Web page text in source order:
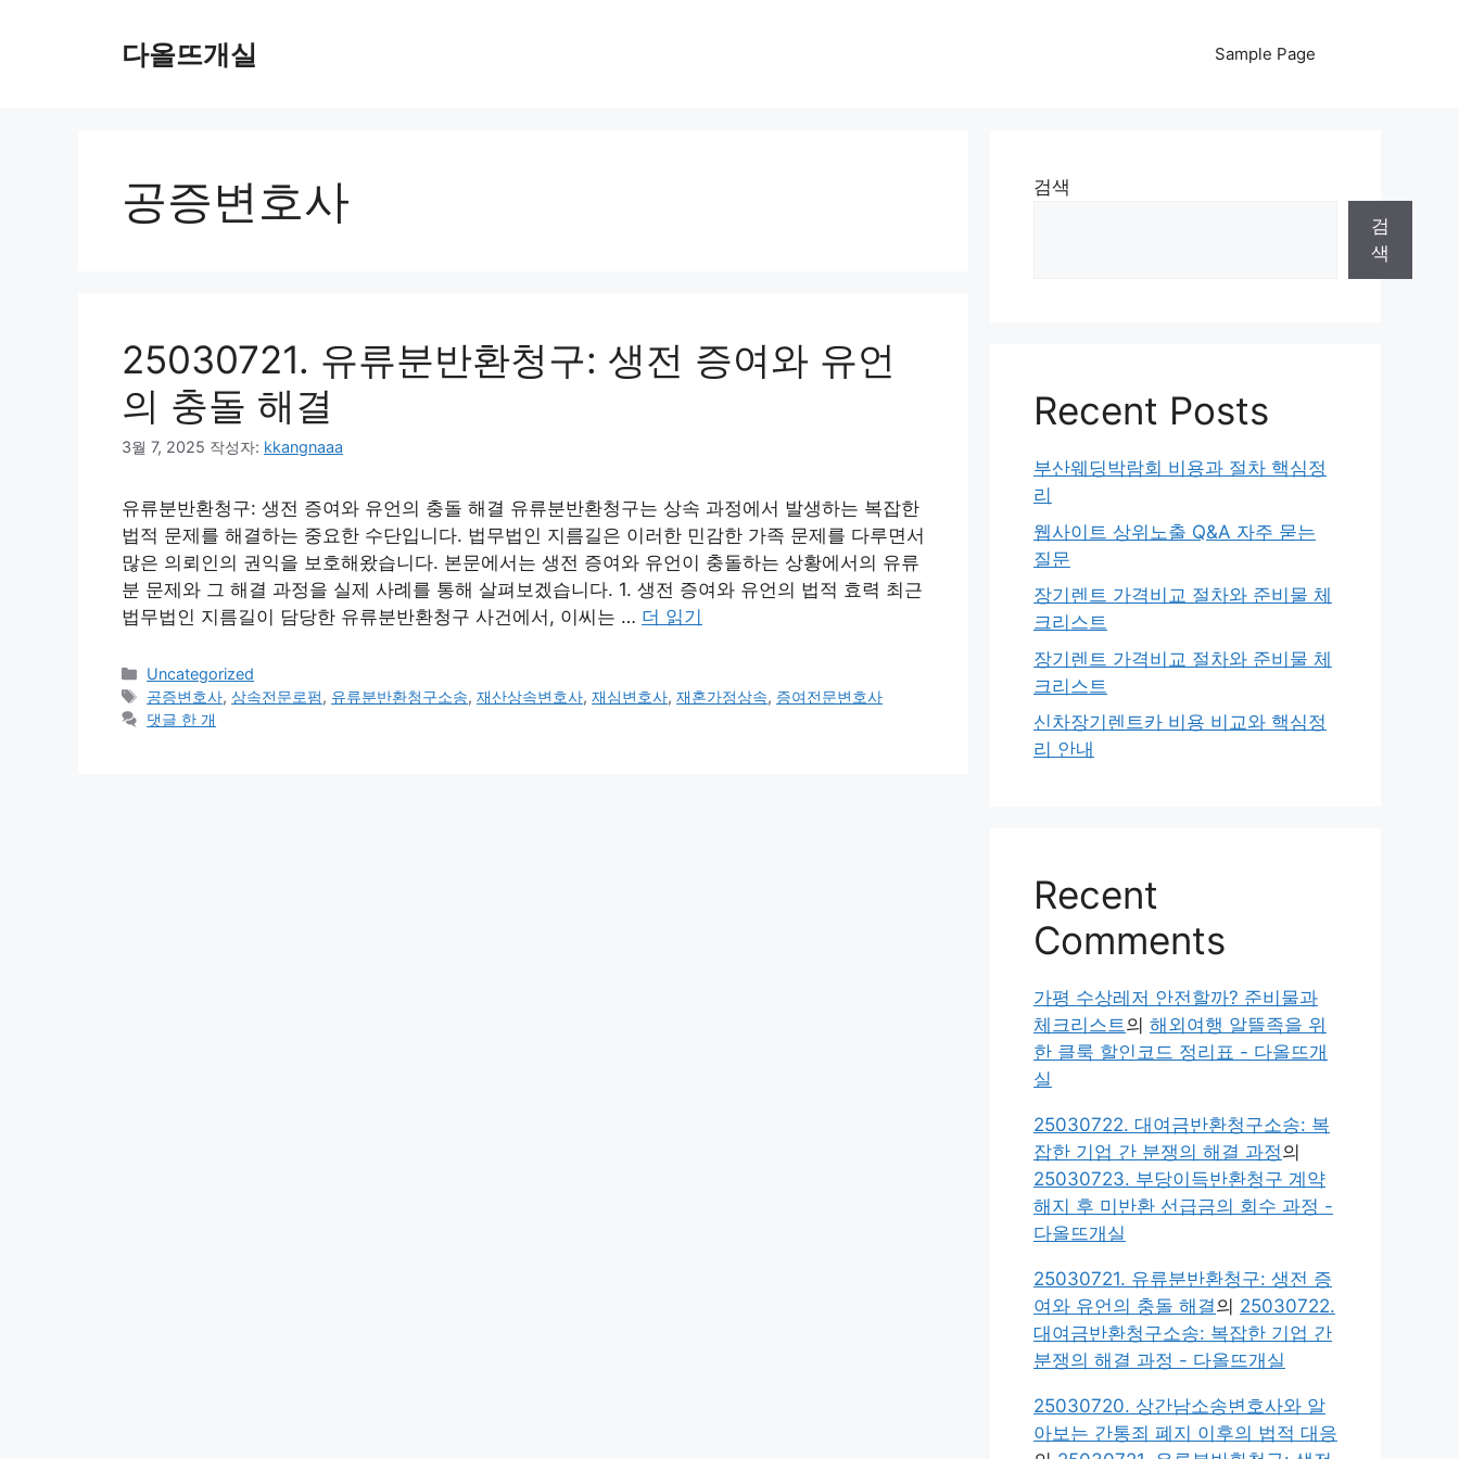
다올뜨개실 Sample Page
공증변호사
25030721. 유류분반환청구: 생전 증여와 유언
의 충돌 해결
3월 7, 2025 작성자: kkangnaaa
유류분반환청구: 생전 증여와 유언의 충돌 해결 유류분반환청구는 상속 과정에서 발생하는 복잡한
법적 문제를 해결하는 중요한 수단입니다. 법무법인 지름길은 이러한 민감한 가족 문제를 다루면서
많은 의뢰인의 권익을 보호해왔습니다. 본문에서는 생전 증여와 유언이 충돌하는 상황에서의 유류
분 문제와 그 해결 과정을 실제 사례를 통해 살펴보겠습니다. 1. 생전 증여와 유언의 법적 효력 최근
법무법인 지름길이 담당한 유류분반환청구 사건에서, 이씨는 … 더 읽기
카
테
고
Uncategorized
태
그
공증변호사,상속전문로펌, 유류분반환청구소송,재산상속변호사,재심변호사,재혼가정상속, 증여전문변호사
댓글 한 개
검색
검
색
Recent Posts
부산웨딩박람회 비용과 절차 핵심정
리
웹사이트 상위노출 Q&A 자주 묻는
질문
장기렌트 가격비교 절차와 준비물 체
크리스트
장기렌트 가격비교 절차와 준비물 체
크리스트
신차장기렌트카 비용 비교와 핵심정
리 안내
Recent
Comments
가평 수상레저 안전할까? 준비물과
체크리스트의 해외여행 알뜰족을 위
한 클룩 할인코드 정리표 - 다올뜨개
실
25030722. 대여금반환청구소송: 복
잡한 기업 간 분쟁의 해결 과정의
25030723. 부당이득반환청구 계약
해지 후 미반환 선급금의 회수 과정 -
다올뜨개실
25030721. 유류분반환청구: 생전 증
여와 유언의 충돌 해결 의 25030722.
대여금반환청구소송: 복잡한 기업 간
분쟁의 해결 과정 - 다올뜨개실
25030720. 상간남소송변호사와 알
아보는 간통죄 폐지 이후의 법적 대응